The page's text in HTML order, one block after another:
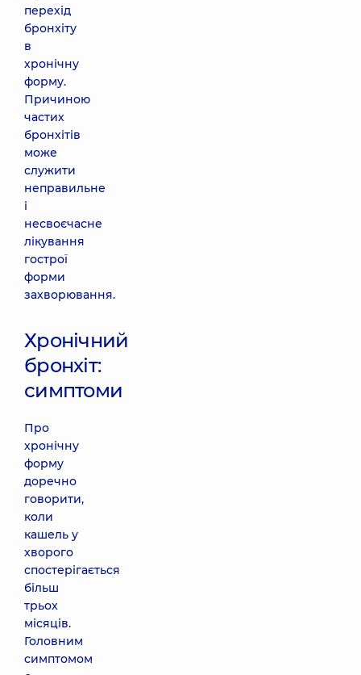
перехід
бронхіту
в
хронічну
форму.
Причиною
частих
бронхітів
може
служити
неправильне
і
несвоєчасне
лікування
гострої
форми
захворювання.
Хронічний
бронхіт:
симптоми
Про
хронічну
форму
доречно
говорити,
коли
кашель у
хворого
спостерігається
більш
трьох
місяців.
Головним
симптомом